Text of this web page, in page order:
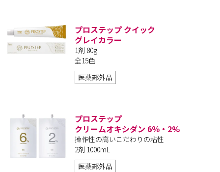
プロステップ クイック
グレイカラー
1剤 80g
全15色
医薬部外品
プロステップ
クリームオキシダン 6％・2%
操作性の高いこだわりの粘性
2剤 1000mL
医薬部外品